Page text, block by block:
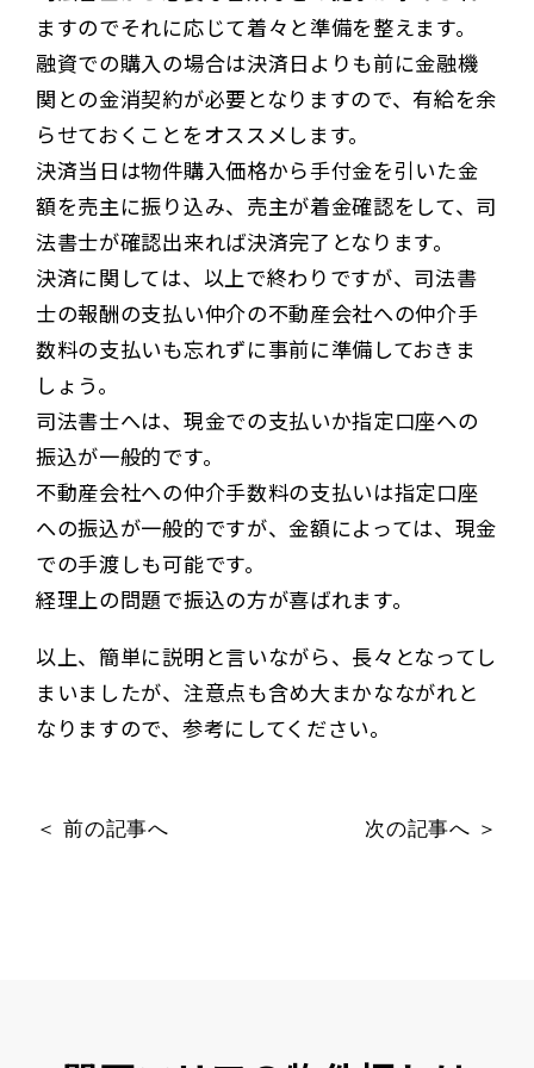
ますのでそれに応じて着々と準備を整えます。
融資での購入の場合は決済日よりも前に金融機
関との金消契約が必要となりますので、有給を余
らせておくことをオススメします。
決済当日は物件購入価格から手付金を引いた金
額を売主に振り込み、売主が着金確認をして、司
法書士が確認出来れば決済完了となります。
決済に関しては、以上で終わりですが、司法書
士の報酬の支払い仲介の不動産会社への仲介手
数料の支払いも忘れずに事前に準備しておきま
しょう。
司法書士へは、現金での支払いか指定口座への
振込が一般的です。
不動産会社への仲介手数料の支払いは指定口座
への振込が一般的ですが、金額によっては、現金
での手渡しも可能です。
経理上の問題で振込の方が喜ばれます。
以上、簡単に説明と言いながら、長々となってし
まいましたが、注意点も含め大まかなながれと
なりますので、参考にしてください。
＜ 前の記事へ 次の記事へ ＞